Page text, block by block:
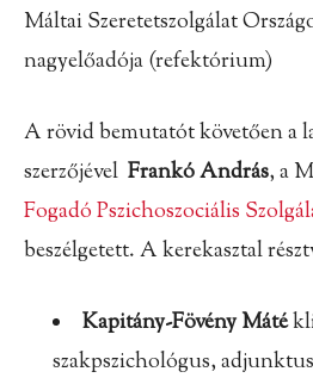
Máltai Szeretetszolgálat
nagyelőadója (refektórium)
A rövid bemutatót követően a
szerzőjével Frankó András, a
Fogadó Pszichoszociális
beszélgetett. A kerekasztal
Kapitány-Fövény Máté
szakpszichológus,